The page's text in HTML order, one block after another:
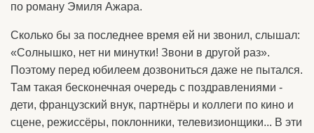
по роману Эмиля Ажара.
Сколько бы за последнее время ей ни звонил, слышал:
«Солнышко, нет ни минутки! Звони в другой раз».
Поэтому перед юбилеем дозвониться даже не пытался.
Там такая бесконечная очередь с поздравлениями -
дети, французский внук, партнёры и коллеги по кино и
сцене, режиссёры, поклонники, телевизионщики... В эти